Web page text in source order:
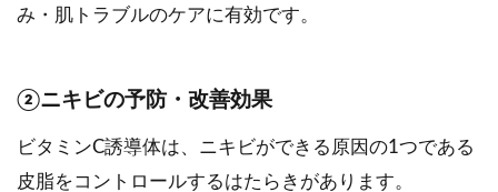
み・肌トラブルのケアに有効です。
②ニキビの予防・改善効果
ビタミンC誘導体は、ニキビができる原因の1つである
皮脂をコントロールするはたらきがあります。